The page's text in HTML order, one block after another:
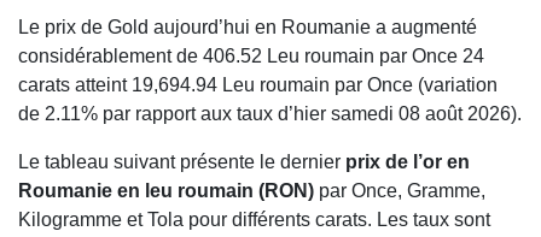
Le prix de Gold aujourd’hui en Roumanie a augmenté
considérablement de 406.52 Leu roumain par Once 24
carats atteint 19,694.94 Leu roumain par Once (variation
de 2.11% par rapport aux taux d’hier samedi 08 août 2026).
Le tableau suivant présente le dernier prix de l’or en
Roumanie en leu roumain (RON) par Once, Gramme,
Kilogramme et Tola pour différents carats. Les taux sont